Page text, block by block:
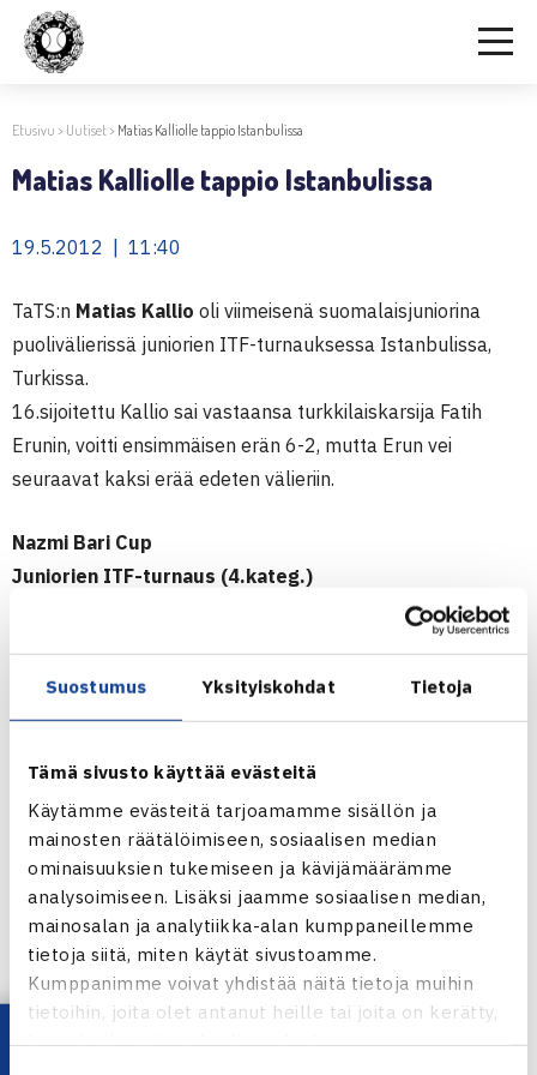
Suostumus Yksityiskohdat Tietoja
Tämä sivusto käyttää evästeitä
Käytämme evästeitä tarjoamamme sisällön ja
mainosten räätälöimiseen, sosiaalisen median
ominaisuuksien tukemiseen ja kävijämäärämme
analysoimiseen. Lisäksi jaamme sosiaalisen median,
mainosalan ja analytiikka-alan kumppaneillemme
tietoja siitä, miten käytät sivustoamme.
Kumppanimme voivat yhdistää näitä tietoja muihin
tietoihin, joita olet antanut heille tai joita on kerätty,
kun olet käyttänyt heidän palvelujaan.
Etusivu > Uutiset> Matias Kalliolle tappio Istanbulissa
Matias Kalliolle tappio Istanbulissa
19.5.2012 | 11:40
TaTS:n Matias Kallio oli viimeisenä suomalaisjuniorina
puolivälierissä juniorien ITF-turnauksessa Istanbulissa,
Turkissa.
16.sijoitettu Kallio sai vastaansa turkkilaiskarsija Fatih
Erunin, voitti ensimmäisen erän 6-2, mutta Erun vei
seuraavat kaksi erää edeten välieriin.
Nazmi Bari Cup
Juniorien ITF-turnaus (4.kateg.)
Pojat
Nazmi Bari Cup verkossa
Matias Kallio
Jaa: